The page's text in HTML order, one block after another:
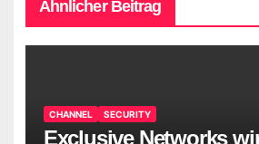
Ähnlicher Beitrag
CHANNEL SECURITY
Exclusive Networks